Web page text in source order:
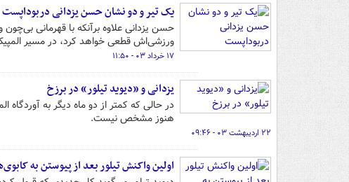
یک تیر و دو نشان حسن یزدانی دربوداپست
حسن یزدانی علاوه برآنکه با قهرمانی
ورزشی‎‌اش قطعی خواهد کرد، در مسیر المپیک به امتیاز دیگری هم خواهد رسید.
۱۷ خرداد ۰۳ - ۱۱:۵۰
یزدانی و «دیوید تیلور» در برزخ
هنوز مشخص نیست.
۲۲ اردیبهشت ۰۳ - ۰۹:۴۶
اولین واکنش تیلور بعد از پیوستن به